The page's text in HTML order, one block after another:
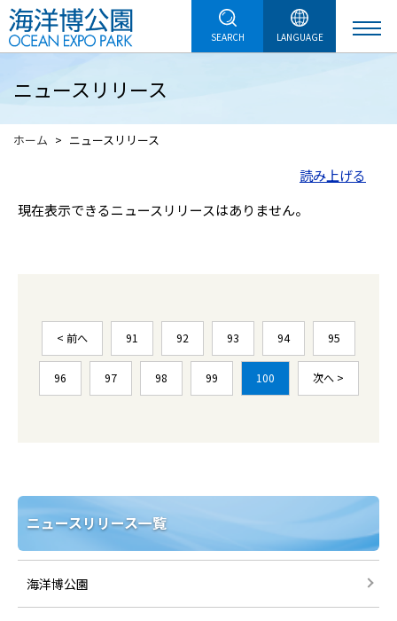
SEARCH LANGUAGE
ニュースリリース
ホーム ニュースリリース
読み上げる
現在表示できるニュースリリースはありません。
< 前へ 91 92 93 94 95
96 97 98 99 100 次へ >
ニュースリリース一覧
海洋博公園